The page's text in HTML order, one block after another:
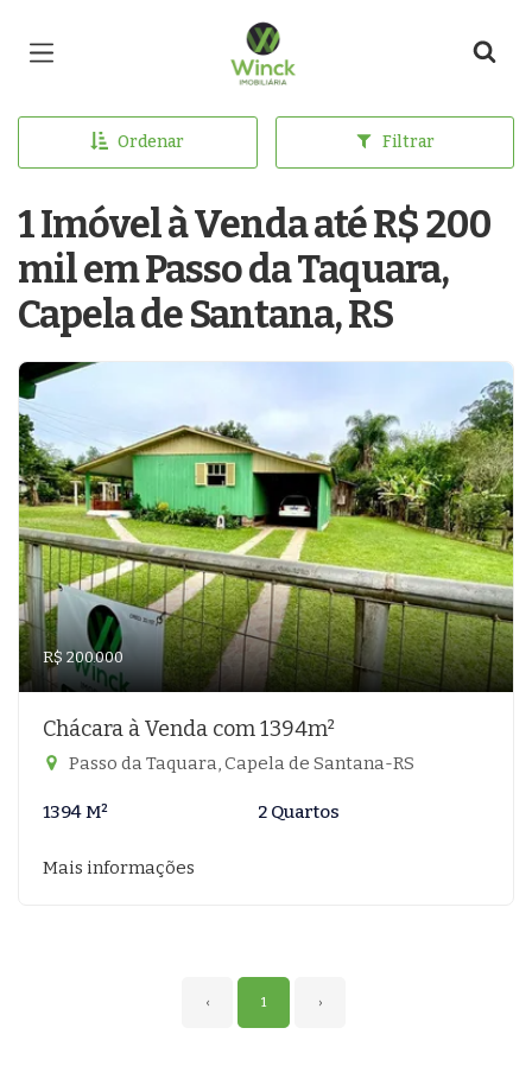
Página inicial
Ordenar Filtrar
1 Imóvel à Venda até R$ 200
mil em Passo da Taquara,
Capela de Santana, RS
R$ 200.000
Chácara à Venda com 1394m²
Passo da Taquara, Capela de Santana-RS
1394 M² 2 Quartos
Mais informações
‹ 1 ›